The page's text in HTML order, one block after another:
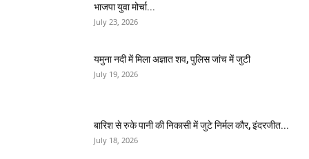
भाजपा युवा मोर्चा...
July 23, 2026
यमुना नदी में मिला अज्ञात शव, पुलिस जांच में जुटी
July 19, 2026
बारिश से रुके पानी की निकासी में जुटे निर्मल कौर, इंदरजीत...
July 18, 2026